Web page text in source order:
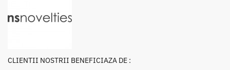
CLIENTII NOSTRII BENEFICIAZA DE :